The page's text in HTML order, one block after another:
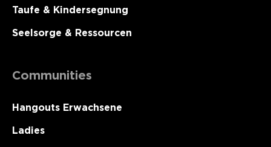
Taufe & Kindersegnung
Seelsorge & Ressourcen
Communities
Hangouts Erwachsene
Ladies